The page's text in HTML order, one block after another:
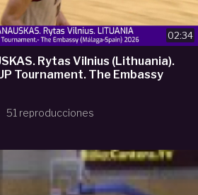
02:34
Rytas Vilnius (Lithuania).
Tournament. The Embassy
51 reproducciones